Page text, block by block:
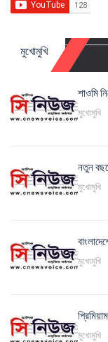
মুখোমুখি
শাওমি
মুখোমুখি
নতুন
মুখোমুখি
মুখোমুখি
মুখোমুখি